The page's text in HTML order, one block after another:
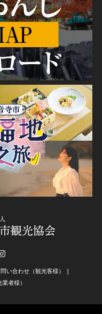
問い合わせ（観光客様）
者様）